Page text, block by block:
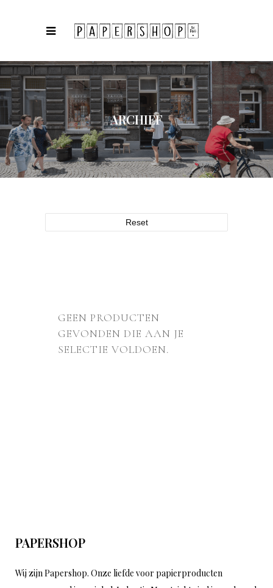
ARCHIEF
Reset
GEEN PRODUCTEN
GEVONDEN DIE AAN JE
SELECTIE VOLDOEN.
PAPERSHOP
Wij zijn Papershop. Onze liefde voor papierproducten